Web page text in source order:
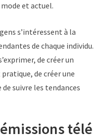
et actuel.
s’intéressent à la
de chaque individu.
de créer un
de créer une
suivre les tendances
télé